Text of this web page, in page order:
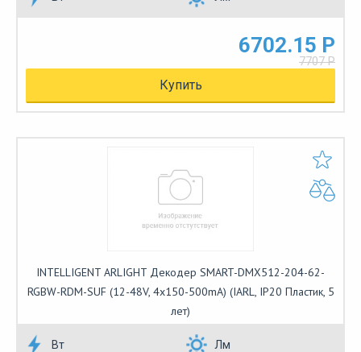
6702.15 Р
7707 Р
Купить
INTELLIGENT ARLIGHT Декодер SMART-DMX512-204-62-
RGBW-RDM-SUF (12-48V, 4x150-500mA) (IARL, IP20 Пластик, 5
лет)
Вт Лм